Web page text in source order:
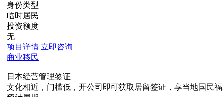
身份类型
临时居民
投资额度
无
项目详情 立即咨询
商业移民
日本经营管理签证
文化相近，门槛低，开公司即可获取居留签证，享当地国民